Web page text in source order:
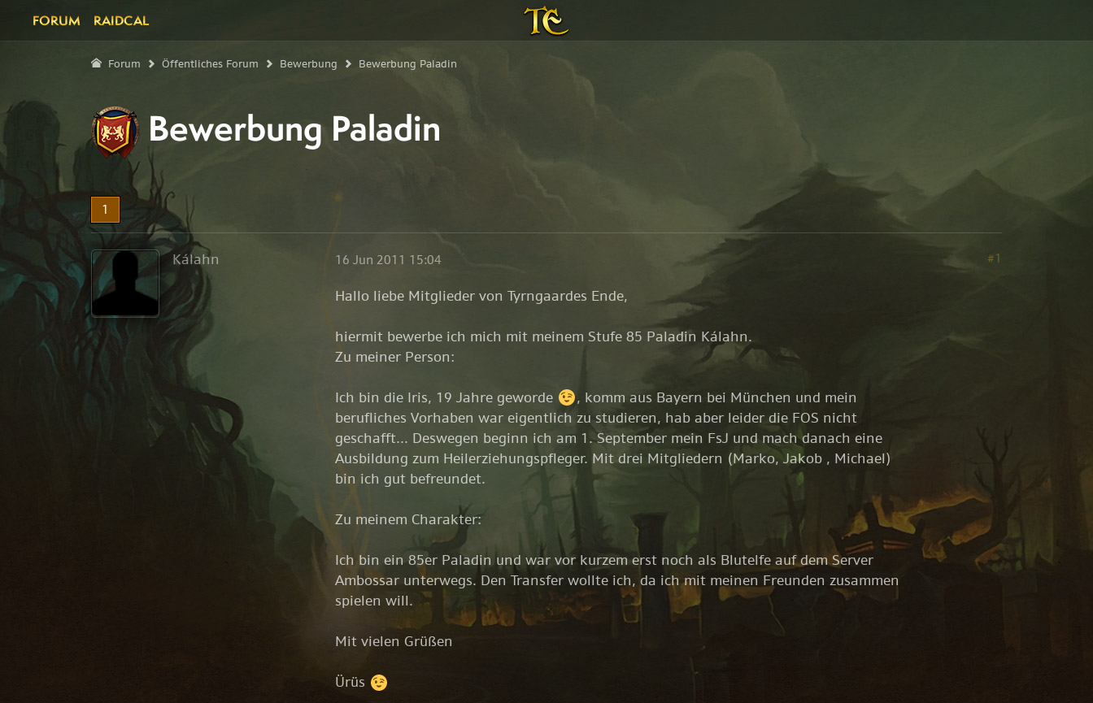
FORUM RAIDCAL
Forum Öffentliches Forum Bewerbung Bewerbung Paladin
Bewerbung Paladin
1
Kálahn 16 Jun 2011 15:04 #1
Hallo liebe Mitglieder von Tyrngaardes Ende,
hiermit bewerbe ich mich mit meinem Stufe 85 Paladin Kálahn.
Zu meiner Person:
Ich bin die Iris, 19 Jahre geworde
, komm aus Bayern bei München und mein
berufliches Vorhaben war eigentlich zu studieren, hab aber leider die FOS nicht
geschafft... Deswegen beginn ich am 1. September mein FsJ und mach danach eine
Ausbildung zum Heilerziehungspfleger. Mit drei Mitgliedern (Marko, Jakob , Michael)
bin ich gut befreundet.
Zu meinem Charakter:
Ich bin ein 85er Paladin und war vor kurzem erst noch als Blutelfe auf dem Server
Ambossar unterwegs. Den Transfer wollte ich, da ich mit meinen Freunden zusammen
spielen will.
Mit vielen Grüßen
Ürüs